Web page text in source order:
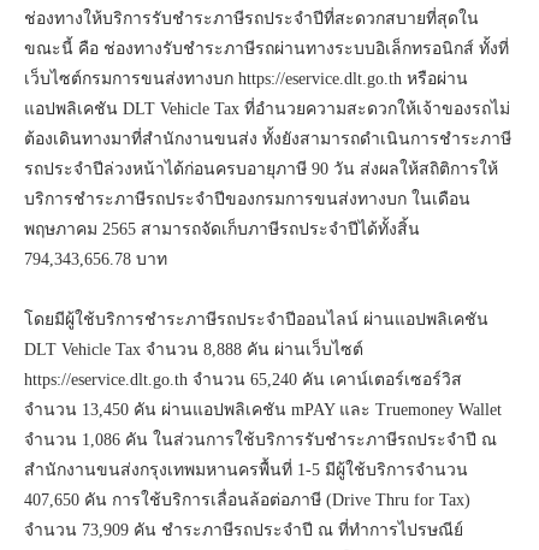
ช่องทางให้บริการรับชำระภาษีรถประจำปีที่สะดวกสบายที่สุดใน
ขณะนี้ คือ ช่องทางรับชำระภาษีรถผ่านทางระบบอิเล็กทรอนิกส์ ทั้งที่
เว็บไซต์กรมการขนส่งทางบก https://eservice.dlt.go.th หรือผ่าน
แอปพลิเคชัน DLT Vehicle Tax ที่อำนวยความสะดวกให้เจ้าของรถไม่
ต้องเดินทางมาที่สำนักงานขนส่ง ทั้งยังสามารถดำเนินการชำระภาษี
รถประจำปีล่วงหน้าได้ก่อนครบอายุภาษี 90 วัน ส่งผลให้สถิติการให้
บริการชำระภาษีรถประจำปีของกรมการขนส่งทางบก ในเดือน
พฤษภาคม 2565 สามารถจัดเก็บภาษีรถประจำปีได้ทั้งสิ้น
794,343,656.78 บาท
โดยมีผู้ใช้บริการชำระภาษีรถประจำปีออนไลน์ ผ่านแอปพลิเคชัน
DLT Vehicle Tax จำนวน 8,888 คัน ผ่านเว็บไซต์
https://eservice.dlt.go.th จำนวน 65,240 คัน เคาน์เตอร์เซอร์วิส
จำนวน 13,450 คัน ผ่านแอปพลิเคชัน mPAY และ Truemoney Wallet
จำนวน 1,086 คัน ในส่วนการใช้บริการรับชำระภาษีรถประจำปี ณ
สำนักงานขนส่งกรุงเทพมหานครพื้นที่ 1-5 มีผู้ใช้บริการจำนวน
407,650 คัน การใช้บริการเลื่อนล้อต่อภาษี (Drive Thru for Tax)
จำนวน 73,909 คัน ชำระภาษีรถประจำปี ณ ที่ทำการไปรษณีย์